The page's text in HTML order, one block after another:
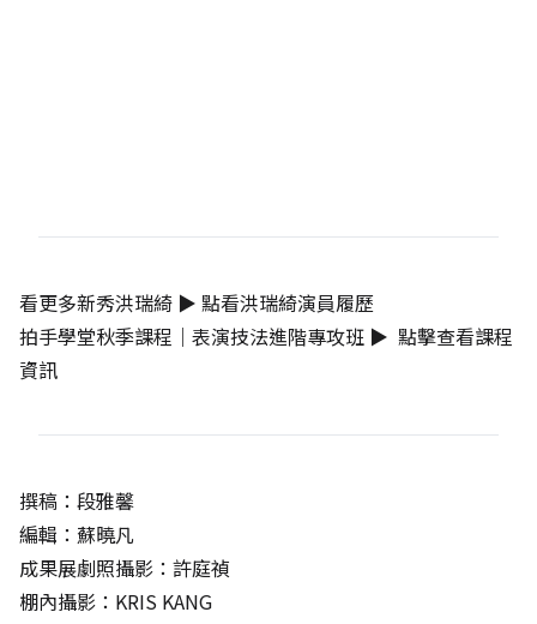
看更多新秀洪瑞綺 ▶ 點看洪瑞綺演員履歷
拍手學堂秋季課程｜表演技法進階專攻班 ▶ 點擊查看課程
資訊
撰稿：段雅馨
編輯：蘇曉凡
成果展劇照攝影：許庭禎
棚內攝影：KRIS KANG